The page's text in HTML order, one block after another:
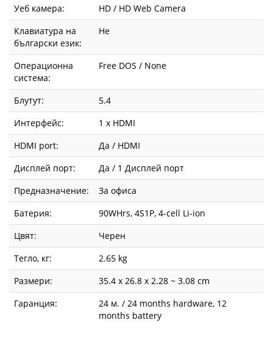
Уеб камера:
HD / HD Web Camera
Клавиатура на
български език:
Не
Операционна
система:
Free DOS / None
Блутут:
5.4
Интерфейс:
1 x HDMI
HDMI port:
Да / HDMI
Дисплей порт:
Да / 1 Дисплей порт
Предназначение:
За офиса
Батерия:
90WHrs, 4S1P, 4-cell Li-ion
Цвят:
Черен
Тегло, кг:
2.65 kg
Размери:
35.4 x 26.8 x 2.28 ~ 3.08 cm
Гаранция:
24 м. / 24 months hardware, 12
months battery